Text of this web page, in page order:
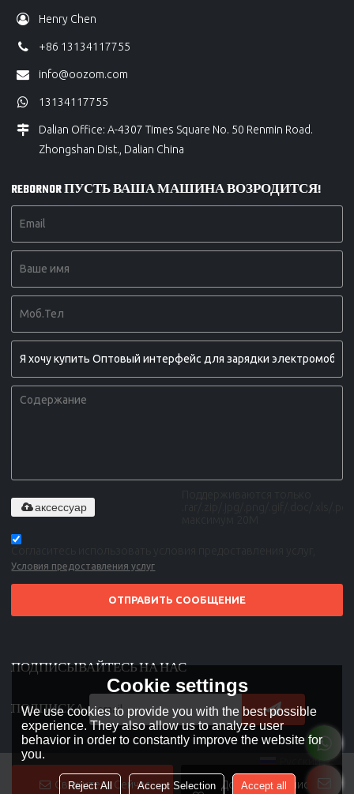
Свяжитесь Сейчас Добавить В Список
Henry Chen
+86 13134117755
info@oozom.com
13134117755
Dalian Office: A-4307 Times Square No. 50 Renmin Road.
Zhongshan Dist., Dalian China
REBORNOR ПУСТЬ ВАША МАШИНА ВОЗРОДИТСЯ!
аксессуар
Условия предоставления услуг
ОТПРАВИТЬ СООБЩЕНИЕ
ПОДПИСЫВАЙТЕСЬ НА НАС
ПОДПИСКА
Русский
Cookie settings
We use cookies to provide you with the best possible
experience. They also allow us to analyze user
behavior in order to constantly improve the website for
you.
Reject All Accept Selection Accept all